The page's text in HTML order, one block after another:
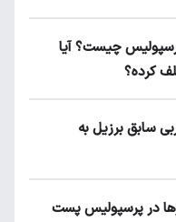
چیست؟ آیا
کرده؟
سابق برزیل به
در پرسپولیس پست